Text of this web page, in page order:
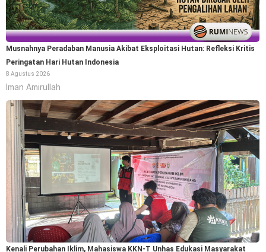
Musnahnya Peradaban Manusia Akibat Eksploitasi Hutan: Refleksi Kritis
Peringatan Hari Hutan Indonesia
8 Agustus 2026
Iman Amirullah
Kenali Perubahan Iklim, Mahasiswa KKN-T Unhas Edukasi Masyarakat